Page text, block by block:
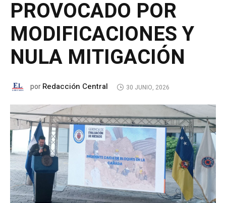
PROVOCADO POR
MODIFICACIONES Y
NULA MITIGACIÓN
porRedacción Central 30 JUNIO, 2026